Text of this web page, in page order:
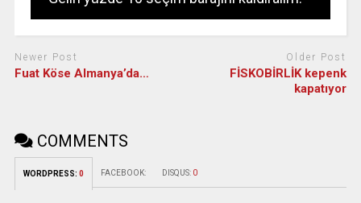
Newer Post
Fuat Köse Almanya’da…
Older Post
FİSKOBİRLİK kepenk
kapatıyor
COMMENTS
WORDPRESS: 0 FACEBOOK: DISQUS: 0